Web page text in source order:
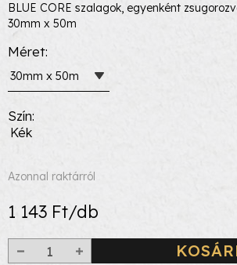
BLUE CORE szalagok, egyenként
30mm x 50m
Méret
30mm x 50m
Szín
Kék
Azonnal raktárról
1 143 Ft/db